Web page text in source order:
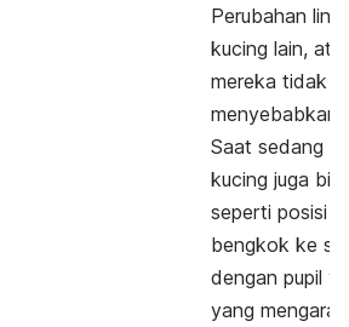
Perubahan
kucing lain,
mereka tidak
menyebabkan
Saat sedang
kucing juga
seperti posisi
bengkok ke
dengan pupil
yang